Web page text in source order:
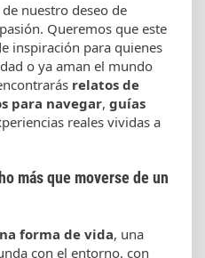
nuestro deseo de
Queremos que este
inspiración para quienes
o ya aman el mundo
relatos de
para navegar, guías
reales vividas a
más que moverse de un
forma de vida, una
con el entorno, con